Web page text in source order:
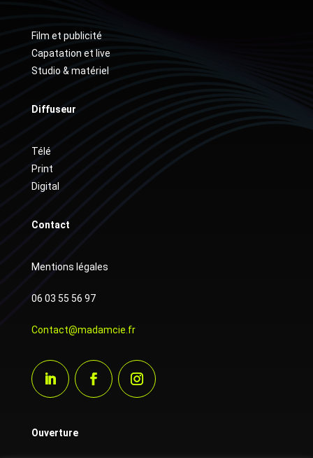
Film et publicité
Capatation et live
Studio & matériel
Diffuseur
Télé
Print
Digital
Contact
Mentions légales
06 03 55 56 97
Contact@madamcie.fr
Ouverture